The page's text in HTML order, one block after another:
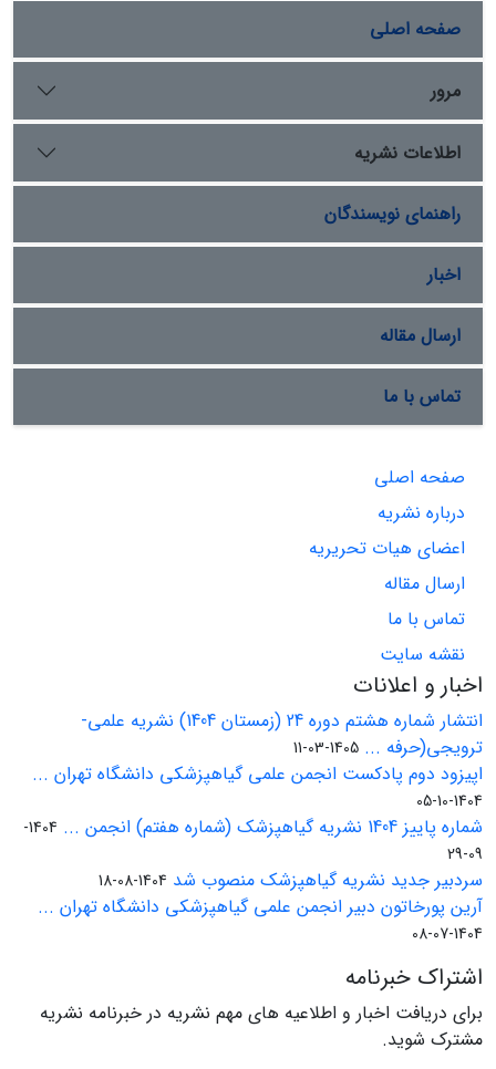
صفحه اصلی
مرور
اطلاعات نشریه
راهنمای نویسندگان
اخبار
ارسال مقاله
تماس با ما
صفحه اصلی
درباره نشریه
اعضای هیات تحریریه
ارسال مقاله
تماس با ما
نقشه سایت
اخبار و اعلانات
انتشار شماره هشتم دوره 24 (زمستان 1404) نشریه علمی-
ترویجی(حرفه ... 1405-03-11
اپیزود دوم پادکست انجمن علمی گیاهپزشکی دانشگاه تهران ...
1404-10-05
شماره پاییز 1404 نشریه گیاهپزشک (شماره هفتم) انجمن ...
1404-
09-29
سردبیر جدید نشریه گیاهپزشک منصوب شد 1404-08-18
آرین پورخاتون دبیر انجمن علمی گیاهپزشکی دانشگاه تهران ...
1404-07-08
اشتراک خبرنامه
برای دریافت اخبار و اطلاعیه های مهم نشریه در خبرنامه نشریه
مشترک شوید.